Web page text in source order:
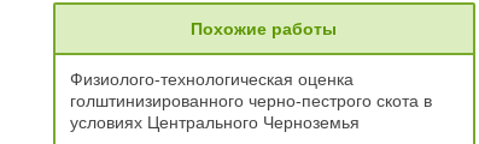
Похожие работы
Физиолого-технологическая оценка
голштинизированного черно-пестрого скота в
условиях Центрального Черноземья